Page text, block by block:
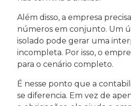
Além disso, a empresa
números em conjunto. Um
isolado pode gerar uma
incompleta. Por isso, o
para o cenário completo.
É nesse ponto que a
se diferencia. Em vez de